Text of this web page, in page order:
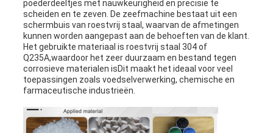
poederdeeltjes met nauwkeurigheid en precisie te
scheiden en te zeven. De zeefmachine bestaat uit een
schermbuis van roestvrij staal, waarvan de afmetingen
kunnen worden aangepast aan de behoeften van de klant.
Het gebruikte materiaal is roestvrij staal 304 of
Q235A,waardoor het zeer duurzaam en bestand tegen
corrosieve materialen isDit maakt het ideaal voor veel
toepassingen zoals voedselverwerking, chemische en
farmaceutische industrieën.